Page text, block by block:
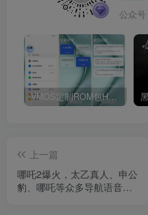
公众
VMOS定制ROM包HnciseOS9.6.0兼容解锁
上一篇
哪吒2爆火，太乙真人、申公
豹、哪吒等众多导航语音包